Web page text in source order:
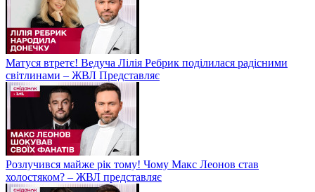
Матуся втретє! Ведуча Лілія Ребрик поділилася радісними
світлинами – ЖВЛ Представляє
Розлучився майже рік тому! Чому Макс Леонов став
холостяком? – ЖВЛ представляє